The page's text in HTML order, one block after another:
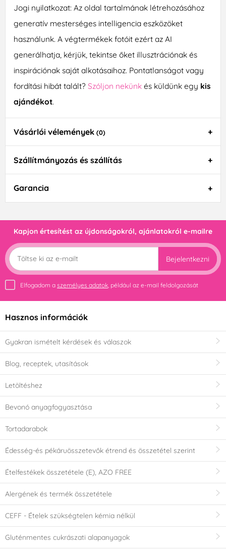
Jogi nyilatkozat: Az oldal tartalmának létrehozásához
generatív mesterséges intelligencia eszközöket
használunk. A végtermékek fotóit ezért az AI
generálhatja, kérjük, tekintse őket illusztrációnak és
inspirációnak saját alkotásaihoz. Pontatlanságot vagy
fordítási hibát talált? Szóljon nekünkés küldünk egy kis
ajándékot.
Vásárlói vélemények (0)
Szállítmányozás és szállítás
Garancia
Kapjon értesítést az újdonságokról, ajánlatokról e-mailre
Bejelentkezni
Elfogadom a személyes adatok, például az e-mail feldolgozását
Hasznos információk
Gyakran ismételt kérdések és válaszok
Blog, receptek, utasítások
Letöltéshez
Bevonó anyagfogyasztása
Tortadarabok
Édesség-és pékáruösszetevők étrend és összetétel szerint
Ételfestékek összetétele (E), AZO FREE
Alergének és termék összetétele
CEFF - Ételek szükségtelen kémia nélkül
Gluténmentes cukrászati alapanyagok